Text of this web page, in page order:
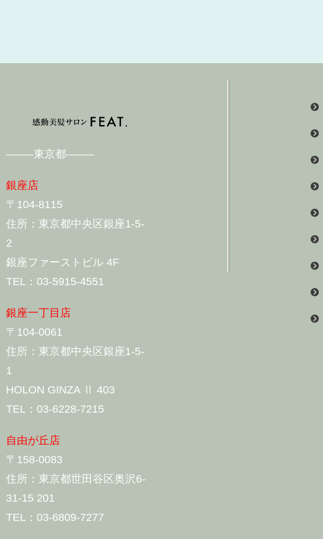
——–東京都——–
銀座店
〒104-8115
住所：東京都中央区銀座1-5-
2
銀座ファーストビル 4F
TEL：03-5915-4551
銀座一丁目店
〒104-0061
住所：東京都中央区銀座1-5-
1
HOLON GINZA Ⅱ 403
TEL：03-6228-7215
自由が丘店
〒158-0083
住所：東京都世田谷区奥沢6-
31-15 201
TEL：03-6809-7277